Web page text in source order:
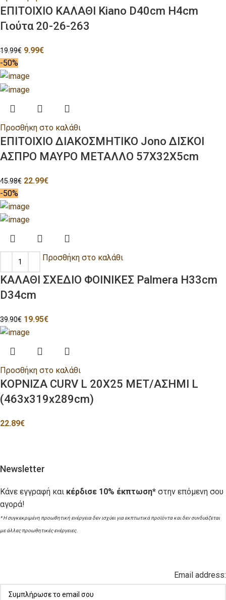
ΕΠΙΤΟΙΧΙΟ ΚΑΛΑΘΙ Kiano D40cm H4cm
Γιούτα 20-26-263
19.99€ 9.99€
-50%
Προσθήκη στο καλάθι
ΕΠΙΤΟΙΧΙΟ ΔΙΑΚΟΣΜΗΤΙΚΟ Jono ΔΙΣΚΟΙ
ΑΣΠΡΟ ΜΑΥΡΟ ΜΕΤΑΛΛΟ 57Χ32Χ5cm
45.98€ 22.99€
-50%
Προσθήκη στο καλάθι
ΚΑΛΑΘΙ ΣΧΕΔΙΟ ΦΟΙΝΙΚΕΣ Palmera H33cm
D34cm
39.90€ 19.95€
Προσθήκη στο καλάθι
ΚΟΡΝΙΖΑ CURV L 20X25 ΜΕΤ/ΑΣΗΜΙ L
(463x319x289cm)
22.89€
Newsletter
Κάνε εγγραφή και κέρδισε 10% έκπτωση* στην επόμενη σου
αγορά!
* Η συγκεκριμένη προωθητική ενέργεια δεν ισχύει για εκπτωτικά προϊόντα και δεν συνδυάζεται
με άλλες προωθητικές ενέργειες.
Email address: